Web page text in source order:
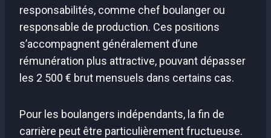
responsabilités, comme chef boulanger ou
responsable de production. Ces positions
s’accompagnent généralement d’une
rémunération plus attractive, pouvant dépasser
les 2 500 € brut mensuels dans certains cas.
Pour les boulangers indépendants, la fin de
carrière peut être particulièrement fructueuse.